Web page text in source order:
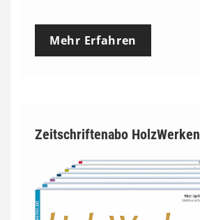
Mehr Erfahren
Zeitschriftenabo HolzWerken